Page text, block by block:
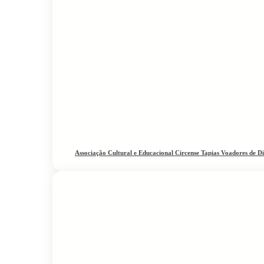
Associação Cultural e Educacional Circense Tapias Voadores de